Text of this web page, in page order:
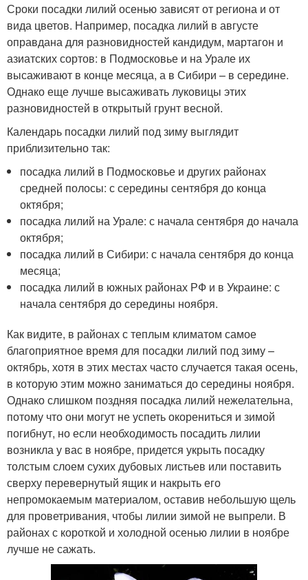
Сроки посадки лилий осенью зависят от региона и от
вида цветов. Например, посадка лилий в августе
оправдана для разновидностей кандидум, мартагон и
азиатских сортов: в Подмосковье и на Урале их
высаживают в конце месяца, а в Сибири – в середине.
Однако еще лучше высаживать луковицы этих
разновидностей в открытый грунт весной.
Календарь посадки лилий под зиму выглядит
приблизительно так:
посадка лилий в Подмосковье и других районах
средней полосы: с середины сентября до конца
октября;
посадка лилий на Урале: с начала сентября до начала
октября;
посадка лилий в Сибири: с начала сентября до конца
месяца;
посадка лилий в южных районах РФ и в Украине: с
начала сентября до середины ноября.
Как видите, в районах с теплым климатом самое
благоприятное время для посадки лилий под зиму –
октябрь, хотя в этих местах часто случается такая осень,
в которую этим можно заниматься до середины ноября.
Однако слишком поздняя посадка лилий нежелательна,
потому что они могут не успеть окорениться и зимой
погибнут, но если необходимость посадить лилии
возникла у вас в ноябре, придется укрыть посадку
толстым слоем сухих дубовых листьев или поставить
сверху перевернутый ящик и накрыть его
непромокаемым материалом, оставив небольшую щель
для проветривания, чтобы лилии зимой не выпрели. В
районах с короткой и холодной осенью лилии в ноябре
лучше не сажать.